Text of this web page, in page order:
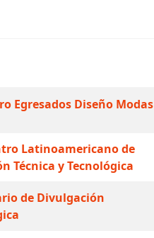
Egresados Diseño Modas
Latinoamericano de
Técnica y Tecnológica
de Divulgación